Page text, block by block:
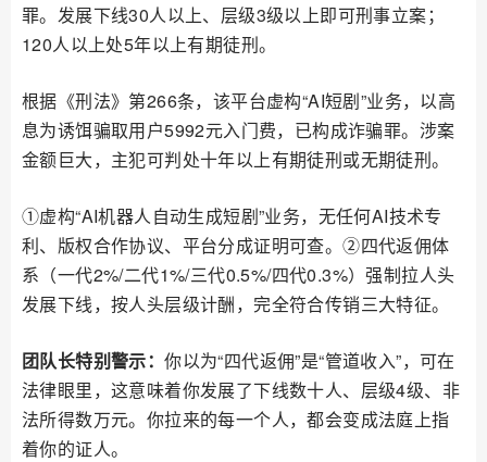
罪。发展下线30人以上、层级3级以上即可刑事立案；
120人以上处5年以上有期徒刑。
根据《刑法》第266条，该平台虚构“AI短剧”业务，以高
息为诱饵骗取用户5992元入门费，已构成诈骗罪。涉案
金额巨大，主犯可判处十年以上有期徒刑或无期徒刑。
①虚构“AI机器人自动生成短剧”业务，无任何AI技术专
利、版权合作协议、平台分成证明可查。②四代返佣体
系（一代2%/二代1%/三代0.5%/四代0.3%）强制拉人头
发展下线，按人头层级计酬，完全符合传销三大特征。
团队长特别警示：你以为“四代返佣”是“管道收入”，可在
法律眼里，这意味着你发展了下线数十人、层级4级、非
法所得数万元。你拉来的每一个人，都会变成法庭上指
着你的证人。